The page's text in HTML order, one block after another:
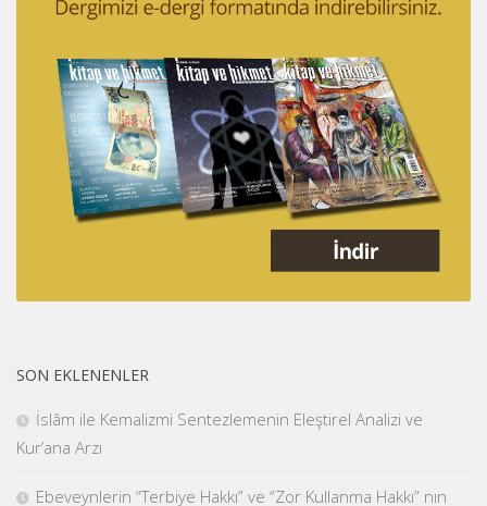
SON EKLENENLER
İslâm ile Kemalizmi Sentezlemenin Eleştirel Analizi ve
Kur’ana Arzı
Ebeveynlerin “Terbiye Hakkı” ve “Zor Kullanma Hakkı” nın